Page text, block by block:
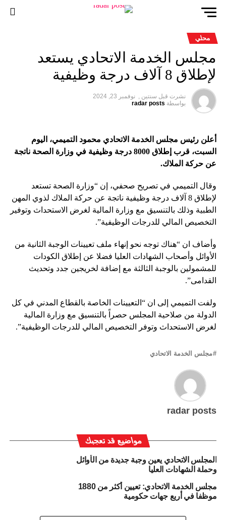
محلي
مجلس الخدمة الاتحادي يستعد
لإطلاق 8 آلاف درجة وظيفية
نشرت قبل سنتين , نوفمبر 23, 2024
بواسطة radar posts
أعلن رئيس مجلس الخدمة الاتحادي محمود التميمي، اليوم
السبت، قرب إطلاق 8000 درجة وظيفية في وزارة الصحة ناتجة
عن حركة الملاك.
وقال التميمي في تصريح صحفي، إن “وزارة الصحة تستعد
لإطلاق 8 آلاف درجة وظيفية ناتجة عن حركة الملاك لذوي المهن
الطبية وذلك بالتنسيق مع وزارة المالية لغرض الاستحداث وتوفير
التخصيص المالي للدرجات الوظيفية”.
وأضاف ان “هناك توجه نحو إنهاء ملف تعيينات الوجبة الثانية من
الأوائل وأصحاب الشهادات العليا فضلا عن إطلاق الكودات
للمشمولين بالوجبة الثالثة مع إضافة لخريجين جدد وتحديث
القدامى”.
ولفت التميمي إلى ان “التعيينات الخاصة بالقطاع المدني في كل
الدولة من صلاحية المجلس حصراً بالتنسيق مع وزارة المالية
لغرض الاستحداث وتوفر التخصيص المالي للدرجات الوظيفية”.
مجلس الخدمة الاتحادي
radar posts
مواضيع قد تعجبك
المجلس الاتحادي يعين وجبة جديدة من الأوائل
وحملة الشهادات العليا
مجلس الخدمة الاتحادي: تعيين أكثر من 1880
موظفا في أربع جهات حكومية